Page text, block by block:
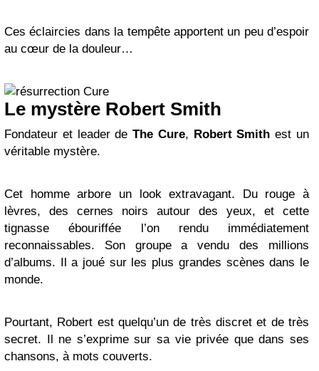
Ces éclaircies dans la tempête apportent un peu d’espoir
au cœur de la douleur…
Le mystère Robert Smith
Fondateur et leader deThe Cure, Robert Smith est un
véritable mystère.
Cet homme arbore un look extravagant. Du rouge à
lèvres, des cernes noirs autour des yeux, et cette
tignasse ébouriffée l’on rendu immédiatement
reconnaissables. Son groupe a vendu des millions
d’albums. Il a joué sur les plus grandes scènes dans le
monde.
Pourtant, Robert est quelqu’un de très discret et de très
secret. Il ne s’exprime sur sa vie privée que dans ses
chansons, à mots couverts.